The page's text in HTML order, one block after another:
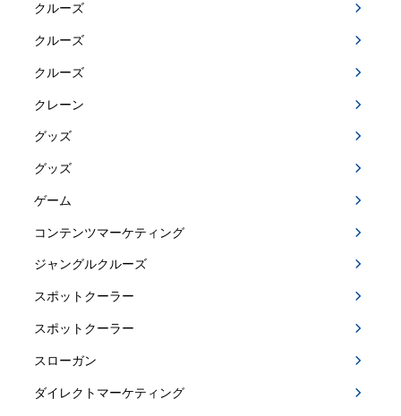
クルーズ
クルーズ
クルーズ
クレーン
グッズ
グッズ
ゲーム
コンテンツマーケティング
ジャングルクルーズ
スポットクーラー
スポットクーラー
スローガン
ダイレクトマーケティング